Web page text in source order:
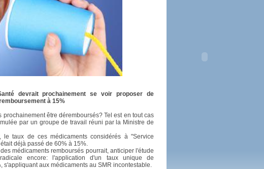
devenir réalité
4ème trimestre 2016
millions de plus en 2016
devrait prochainement se voir proposer de
à 15%
prochainement être déremboursés? Tel est en tout cas
par un groupe de travail réuni par la Ministre de
le taux de ces médicaments considérés à "Service
déjà passé de 60% à 15%.
médicaments remboursés pourrait, anticiper l'étude
encore: l'application d'un taux unique de
s'appliquant aux médicaments au SMR incontestable.